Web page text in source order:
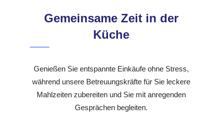
Gemeinsame Zeit in der
Küche
Genießen Sie entspannte Einkäufe ohne Stress,
während unsere Betreuungskräfte für Sie leckere
Mahlzeiten zubereiten und Sie mit anregenden
Gesprächen begleiten.